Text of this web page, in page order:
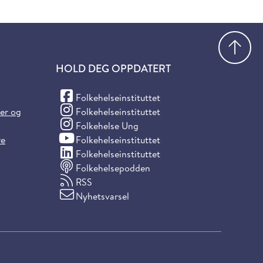
og
HOLD DEG OPPDATERT
Folkehelseinstituttet
(Facebook)
Folkehelseinstituttet
(Instagram)
Folkehelse Ung
(Instagram)
Folkehelseinstituttet
(YouTube)
Folkehelseinstituttet
(LinkedIn)
Folkehelsepodden
RSS
Nyhetsvarsel